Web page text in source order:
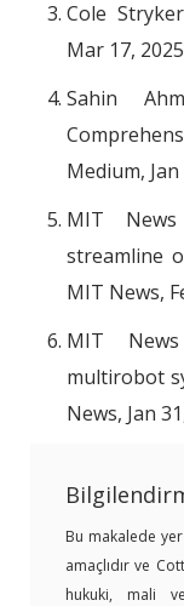
Cole
Mar 17, 2025
Sahin
Medium, Jan
MIT
streamline
MIT News,
MIT
multirobot
News, Jan
Bu makalede
amaçlıdır ve
hukuki, mali